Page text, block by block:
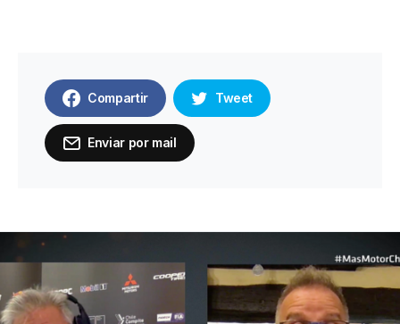
Compartir Tweet
Enviar por mail